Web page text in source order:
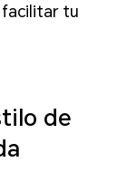
facilitar tu
de